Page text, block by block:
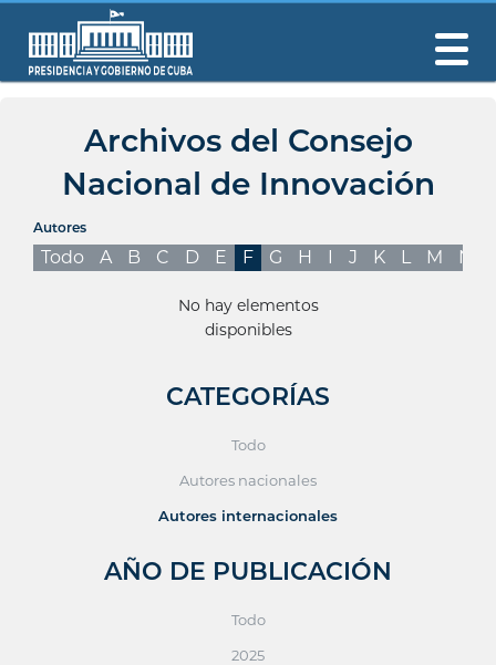
Archivos del Consejo
Nacional de Innovación
Autores
Todo A B C D E F G H I J K L M N
No hay elementos
disponibles
CATEGORÍAS
Todo
Autores nacionales
Autores internacionales
AÑO DE PUBLICACIÓN
Todo
2025